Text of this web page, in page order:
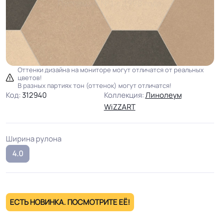
Оттенки дизайна на мониторе могут отличатся от реальных
цветов!
В разных партиях тон (оттенок) могут отличатся!
Код: 312940 Коллекция:Линолеум
WiZZART
Ширина рулона
4.0
ЕСТЬ НОВИНКА. ПОСМОТРИТЕ ЕЁ!